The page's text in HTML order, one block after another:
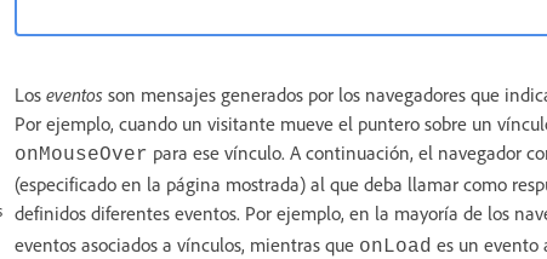
Los eventos son mensajes generados por los navegadores que
Por ejemplo, cuando un visitante mueve el puntero sobre un
onMouseOver para ese vínculo. A continuación, el navegador
(especificado en la página mostrada) al que deba llamar como
definidos diferentes eventos. Por ejemplo, en la mayoría de los
eventos asociados a vínculos, mientras que onLoad es un evento